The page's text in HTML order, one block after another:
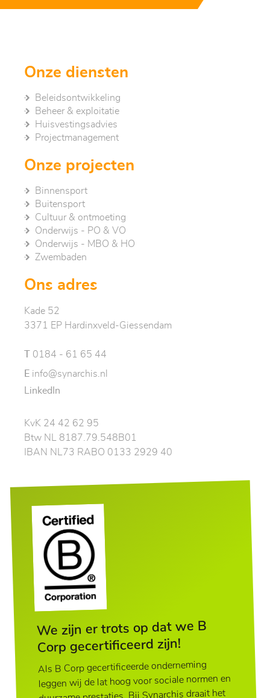
Onze diensten
Beleidsontwikkeling
Beheer & exploitatie
Huisvestingsadvies
Project­management
Onze projecten
Binnensport
Buitensport
Cultuur & ontmoeting
Onderwijs - PO & VO
Onderwijs - MBO & HO
Zwembaden
Ons adres
Kade 52
3371 EP Hardinxveld-Giessendam
0184 - 61 65 44
E info@synarchis.nl
LinkedIn
KvK 24 42 62 95
Btw NL 8187.79.548B01
IBAN NL73 RABO 0133 2929 40
We zijn er trots op dat we B
Corp gecertificeerd zijn!
Als B Corp gecertificeerde onderneming
leggen wij de lat hoog voor sociale normen en